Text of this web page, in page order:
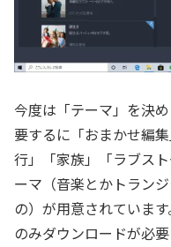
今度は「テーマ」を決
要するに「おまかせ編
行」「家族」「ラブス
ーマ（音楽とかトラン
の）が用意されていま
のみダウンロードが必要